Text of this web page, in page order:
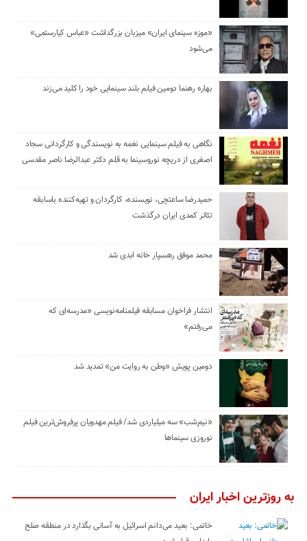
«موزه سینمای ایران» میزبان بزرگداشت «عباس کیارستمی»
می‌شود
بهاره رهنما دومین فیلم بلند سینمایی خود را کلید می‌زند
نگاهی به فیلم سینمایی نغمه به نویسندگی و کارگردانی سجاد
اصغری از دریچه نوروسینما به قلم دکتر عبدالرضا ناصر مقدسی
حمیدرضا ساعتچی، نویسنده، کارگردان و تهیه‌کننده باسابقه
تئاتر کمدی ایران درگذشت
محمد موفق رهسپار خانه ابدی شد
انتشار فراخوان مسابقه فیلمنامه‌نویسی «مدرسه‌ای که
می‌رفتم»
دومین پویش «وطن به روایت من» تمدید شد
«نیم‌شب» سه میلیاردی شد/ فیلم مهدویان پرفروش‌ترین فیلم
نوروزی سینماها
به روزترین اخبار ایران
خاتمی: بعید می‌دانم اسرائیل به آسانی بگذارد در منطقه صلح